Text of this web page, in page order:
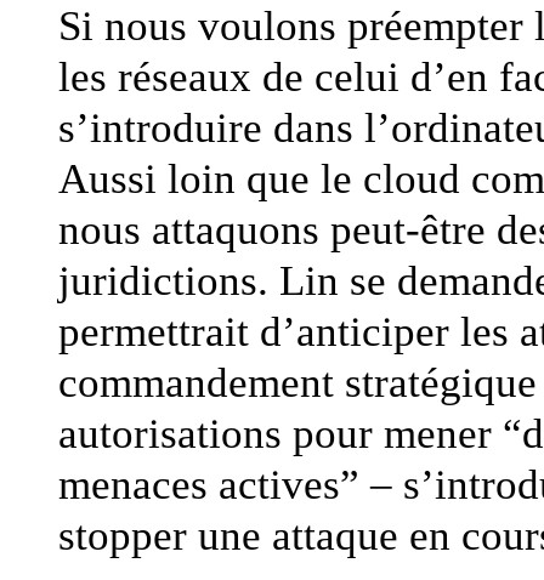
Si nous voulons préempter
les réseaux de celui d’en
s’introduire dans
Aussi loin que le cloud
nous attaquons peut-être
juridictions. Lin se
permettrait d’anticiper les
commandement
autorisations pour mener
menaces actives” –
stopper une attaque en